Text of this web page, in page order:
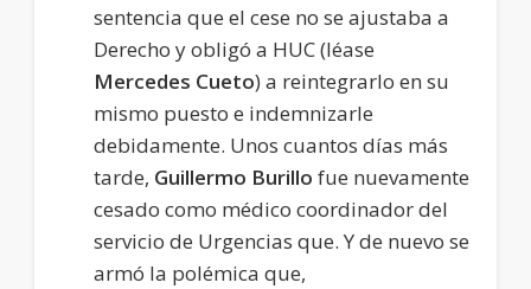
sentencia que el cese no se ajustaba a
Derecho y obligó a HUC (léase
Mercedes Cueto) a reintegrarlo en su
mismo puesto e indemnizarle
debidamente. Unos cuantos días más
tarde, Guillermo Burillo fue nuevamente
cesado como médico coordinador del
servicio de Urgencias que. Y de nuevo se
armó la polémica que,